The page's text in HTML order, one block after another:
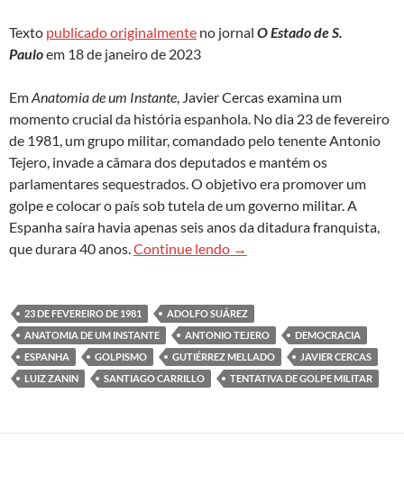
Texto publicado originalmente no jornal O Estado de S.
Pauloem 18 de janeiro de 2023
EmAnatomia de um Instante, Javier Cercas examina um
momento crucial da história espanhola. No dia 23 de fevereiro
de 1981, um grupo militar, comandado pelo tenente Antonio
Tejero, invade a câmara dos deputados e mantém os
parlamentares sequestrados. O objetivo era promover um
golpe e colocar o país sob tutela de um governo militar. A
Espanha saíra havia apenas seis anos da ditadura franquista,
que durara 40 anos.Continue lendo ‘Anatomia de um
→
23 DE FEVEREIRO DE 1981
ADOLFO SUÁREZ
ANATOMIA DE UM INSTANTE
ANTONIO TEJERO
DEMOCRACIA
ESPANHA
GOLPISMO GUTIÉRREZ MELLADO
JAVIER CERCAS
LUIZ ZANIN
SANTIAGO CARRILLO TENTATIVA DE GOLPE MILITAR